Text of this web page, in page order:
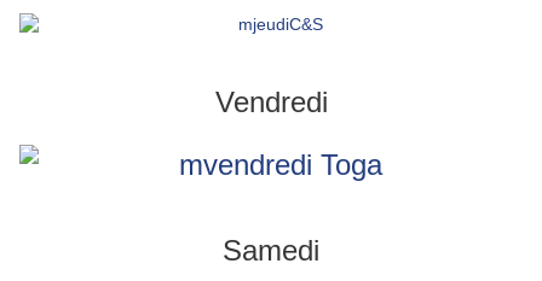
Vendredi
Samedi